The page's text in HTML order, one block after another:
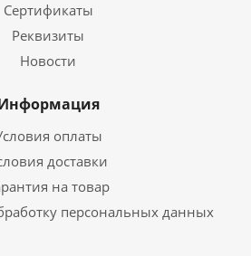
Сертификаты
Реквизиты
Новости
оплаты
доставки
на товар
персональных данных